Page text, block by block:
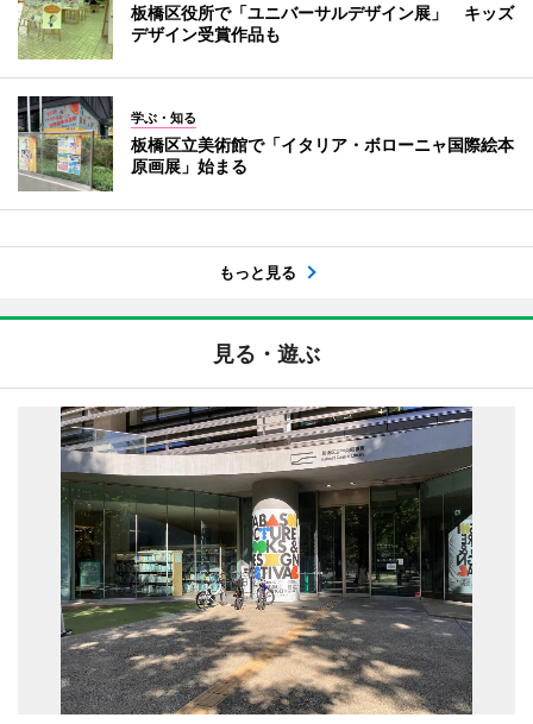
板橋区役所で「ユニバーサルデザイン展」 キッズ
デザイン受賞作品も
学ぶ・知る
板橋区立美術館で「イタリア・ボローニャ国際絵本
原画展」始まる
もっと見る
見る・遊ぶ